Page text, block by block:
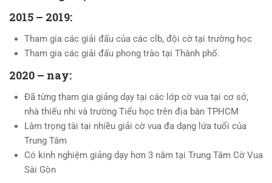
2015 – 2019:
Tham gia các giải đấu của các clb, đội cờ tại trường học
Tham gia các giải đấu phong trào tại Thành phố.
2020 – nay:
Đã từng tham gia giảng dạy tại các lớp cờ vua tại cơ sở,
nhà thiếu nhi và trường Tiểu học trên địa bàn TPHCM
Làm trọng tài tại nhiều giải cờ vua đa dạng lứa tuổi của
Trung Tâm
Có kinh nghiệm giảng dạy hơn 3 năm tại Trung Tâm Cờ Vua
Sài Gòn